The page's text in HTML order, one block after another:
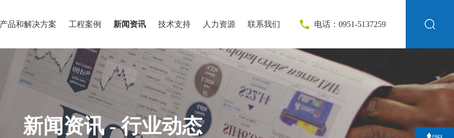
电话：0951-5137259
产品和解决方案 工程案例 新闻资讯 技术支持 人力资源 联系我们
新闻资讯 - 行业动态